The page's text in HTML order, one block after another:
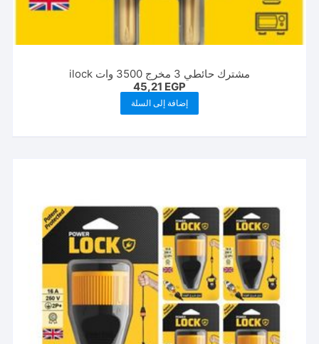
مشترك حائطي 3 مخرج 3500 وات ilock
45,21 EGP
إضافة إلى السلة